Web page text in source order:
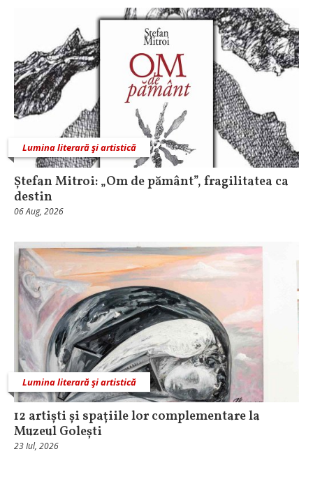
Lumina literară şi artistică
Ștefan Mitroi: „Om de pământ”, fragilitatea ca
destin
06 Aug, 2026
Lumina literară şi artistică
12 artiști și spațiile lor complementare la
Muzeul Golești
23 Iul, 2026